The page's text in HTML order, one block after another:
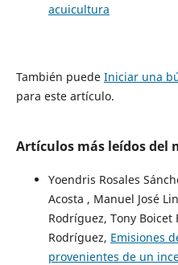
acuicultura
También puede Iniciar una
para este artículo.
Artículos más leídos del
Yoendris Rosales
Acosta , Manuel José
Rodríguez, Tony
Rodríguez, Emisiones
provenientes de un